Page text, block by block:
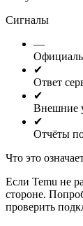
Сигналы
—
✔
Ответ
✔
Внешние
✔
Отчёты
Что это
Если Temu не
стороне.
проверить